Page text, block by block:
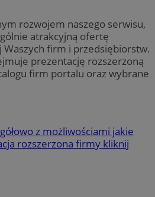
rozwojem naszego serwisu,
atrakcyjną ofertę
firm i przedsiębiorstw.
prezentację rozszerzoną
firm portalu oraz wybrane
z możliwościami jakie
rozszerzona firmy kliknij